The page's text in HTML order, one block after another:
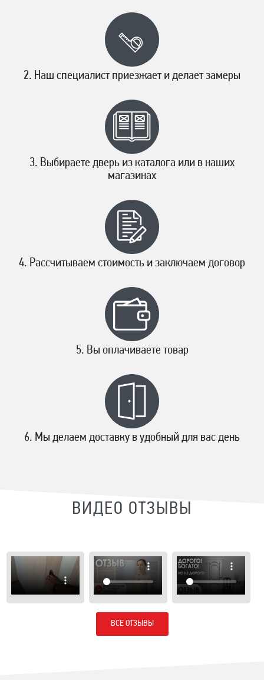
Наш специалист приезжает и делает замеры
Выбираете дверь из каталога или в наших
магазинах
Рассчитываем стоимость и заключаем договор
Вы оплачиваете товар
Мы делаем доставку в удобный для вас день
ВИДЕО ОТЗЫВЫ
ВСЕ ОТЗЫВЫ